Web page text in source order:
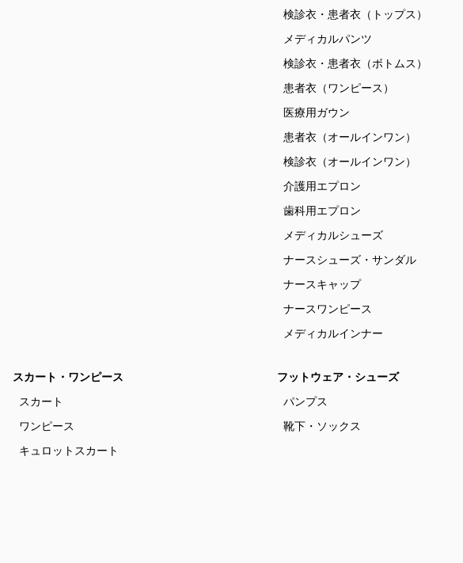
検診衣・患者衣（トップス）
メディカルパンツ
検診衣・患者衣（ボトムス）
患者衣（ワンピース）
医療用ガウン
患者衣（オールインワン）
検診衣（オールインワン）
介護用エプロン
歯科用エプロン
メディカルシューズ
ナースシューズ・サンダル
ナースキャップ
ナースワンピース
メディカルインナー
スカート・ワンピース
スカート
ワンピース
キュロットスカート
フットウェア・シューズ
パンプス
靴下・ソックス